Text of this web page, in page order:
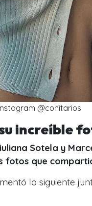
@conitarios
increíble
Sotela y
fotos que
lo siguiente